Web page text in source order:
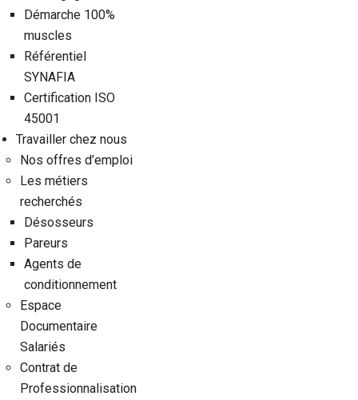
Démarche 100%
muscles
Référentiel
SYNAFIA
Certification ISO
45001
Travailler chez nous
Nos offres d’emploi
Les métiers
recherchés
Désosseurs
Pareurs
Agents de
conditionnement
Espace
Documentaire
Salariés
Contrat de
Professionnalisation